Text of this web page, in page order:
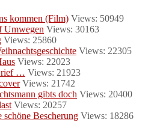
kommen (Film) Views: 50949
Umwegen Views: 30163
Views: 25860
Views: 22305
Views: 22023
rief … Views: 21923
Views: 21742
gibts doch Views: 20400
Views: 20257
schöne Bescherung Views: 18286